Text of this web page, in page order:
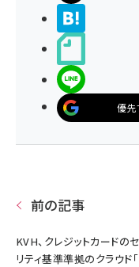
優先
前の記事
KVH、クレジットカードの
リティ基準準拠のクラウド